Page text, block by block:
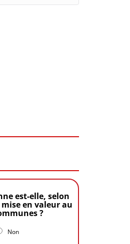
est-elle, selon
en valeur au
?
Non